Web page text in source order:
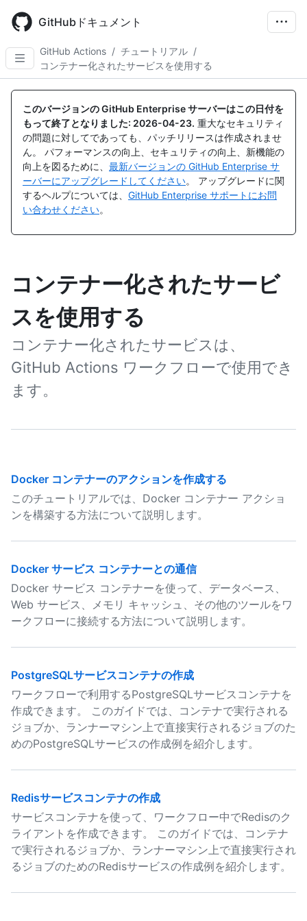
main
content
GitHubドキュメント
GitHub Actions / チュートリアル /
コンテナー化されたサービスを使用する
このバージョンの GitHub Enterprise サーバーはこの日付を
もって終了となりました: 2026-04-23. 重大なセキュリティ
の問題に対してであっても、パッチリリースは作成されませ
ん。 パフォーマンスの向上、セキュリティの向上、新機能の
向上を図るために、 最新バージョンの GitHub Enterprise サ
ーバーにアップグレードしてください。 アップグレードに関
するヘルプについては、 GitHub Enterprise サポートにお問
い合わせください。
コンテナー化されたサービ
スを使用する
コンテナー化されたサービスは、
GitHub Actions ワークフローで使用でき
ます。
Docker コンテナーのアクションを作成する
このチュートリアルでは、Docker コンテナー アクショ
ンを構築する方法について説明します。
Docker サービス コンテナーとの通信
Docker サービス コンテナーを使って、データベース、
Web サービス、メモリ キャッシュ、その他のツールをワ
ークフローに接続する方法について説明します。
PostgreSQLサービスコンテナの作成
ワークフローで利用するPostgreSQLサービスコンテナを
作成できます。 このガイドでは、コンテナで実行される
ジョブか、ランナーマシン上で直接実行されるジョブのた
めのPostgreSQLサービスの作成例を紹介します。
Redisサービスコンテナの作成
サービスコンテナを使って、ワークフロー中でRedisのク
ライアントを作成できます。 このガイドでは、コンテナ
で実行されるジョブか、ランナーマシン上で直接実行され
るジョブのためのRedisサービスの作成例を紹介します。